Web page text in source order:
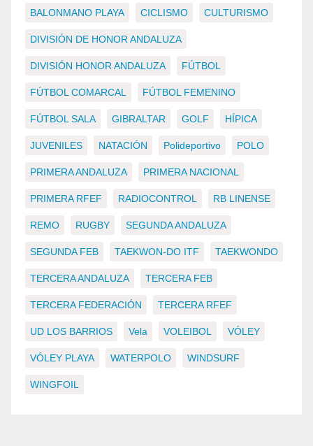
BALONMANO PLAYA CICLISMO CULTURISMO
DIVISIÓN DE HONOR ANDALUZA
DIVISIÓN HONOR ANDALUZA FÚTBOL
FÚTBOL COMARCAL FÚTBOL FEMENINO
FÚTBOL SALA GIBRALTAR GOLF HÍPICA
JUVENILES NATACIÓN Polideportivo POLO
PRIMERA ANDALUZA PRIMERA NACIONAL
PRIMERA RFEF RADIOCONTROL RB LINENSE
REMO RUGBY SEGUNDA ANDALUZA
SEGUNDA FEB TAEKWON-DO ITF TAEKWONDO
TERCERA ANDALUZA TERCERA FEB
TERCERA FEDERACIÓN TERCERA RFEF
UD LOS BARRIOS Vela VOLEIBOL VÓLEY
VÓLEY PLAYA WATERPOLO WINDSURF
WINGFOIL